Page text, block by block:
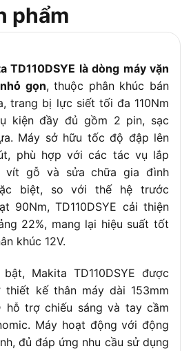
M5 – M10
22 – 90 mm
2 pin 12V 1.5Ah, sạc nhanh, valy
nhựa
phẩm
TD110DSYE là dòng máy vặn
gọn, thuộc phân khúc bán
trang bị lực siết tối đa 110Nm
kiện đầy đủ gồm 2 pin, sạc
Máy sở hữu tốc độ đập lên
phù hợp với các tác vụ lắp
vít gỗ và sửa chữa gia đình
biệt, so với thế hệ trước
90Nm, TD110DSYE cải thiện
22%, mang lại hiệu suất tốt
khúc 12V.
Makita TD110DSYE được
thiết kế thân máy dài 153mm
hỗ trợ chiếu sáng và tay cầm
Máy hoạt động với động
đủ đáp ứng nhu cầu sử dụng